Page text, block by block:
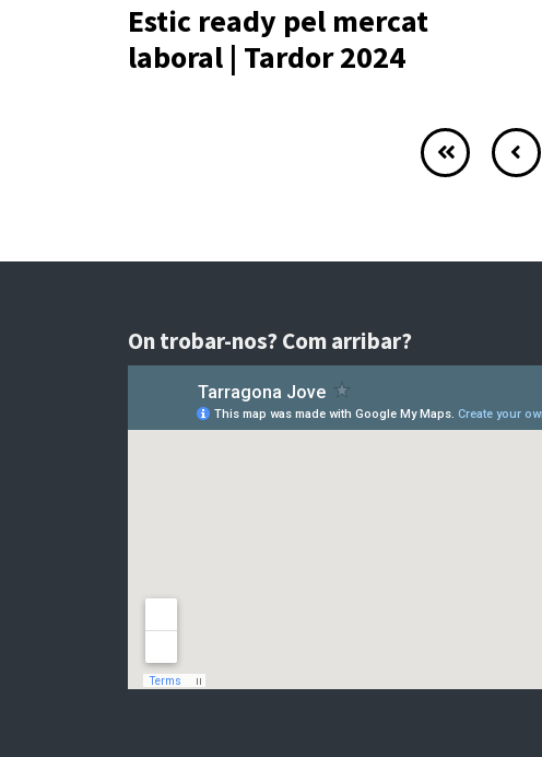
Estic ready pel mercat
laboral | Tardor 2024
On trobar-nos? Com arribar?